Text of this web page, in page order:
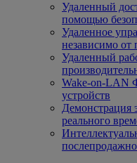
Удаленный
помощью
Удаленное
независимо от
Удаленный
Wake-on-LAN
устройств
Демонстрация
реального